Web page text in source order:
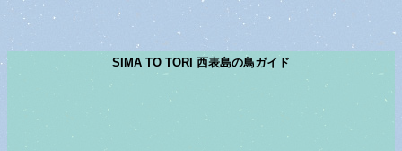
SIMA TO TORI 西表島の鳥ガイド